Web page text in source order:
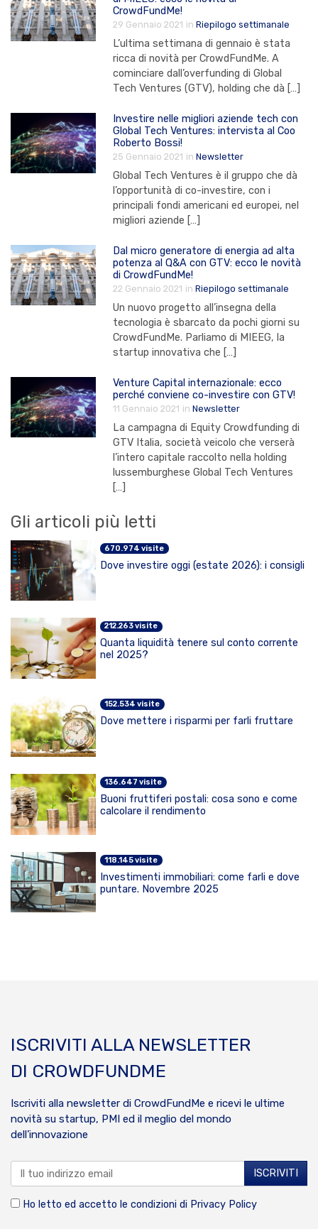
CrowdFundMe!
29 Gennaio 2021 in Riepilogo settimanale
L’ultima settimana di gennaio è stata
ricca di novità per CrowdFundMe. A
cominciare dall’overfunding di Global
Tech Ventures (GTV), holding che dà […]
Investire nelle migliori aziende tech con
Global Tech Ventures: intervista al Coo
Roberto Bossi!
25 Gennaio 2021 in Newsletter
Global Tech Ventures è il gruppo che dà
l’opportunità di co-investire, con i
principali fondi americani ed europei, nel
migliori aziende […]
Dal micro generatore di energia ad alta
potenza al Q&A con GTV: ecco le novità
di CrowdFundMe!
22 Gennaio 2021 in Riepilogo settimanale
Un nuovo progetto all’insegna della
tecnologia è sbarcato da pochi giorni su
CrowdFundMe. Parliamo di MIEEG, la
startup innovativa che […]
Venture Capital internazionale: ecco
perché conviene co-investire con GTV!
11 Gennaio 2021 in Newsletter
La campagna di Equity Crowdfunding di
GTV Italia, società veicolo che verserà
l’intero capitale raccolto nella holding
lussemburghese Global Tech Ventures
[…]
Gli articoli più letti
670.974 visite
Dove investire oggi (estate 2026): i consigli
212.263 visite
Quanta liquidità tenere sul conto corrente
nel 2025?
152.534 visite
Dove mettere i risparmi per farli fruttare
136.647 visite
Buoni fruttiferi postali: cosa sono e come
calcolare il rendimento
118.145 visite
Investimenti immobiliari: come farli e dove
puntare. Novembre 2025
ISCRIVITI ALLA NEWSLETTER
DI CROWDFUNDME
Iscriviti alla newsletter di CrowdFundMe e ricevi le ultime
novità su startup, PMI ed il meglio del mondo
dell’innovazione
Ho letto ed accetto le condizioni di Privacy Policy